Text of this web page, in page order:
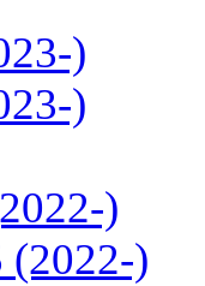
)
)
)
)